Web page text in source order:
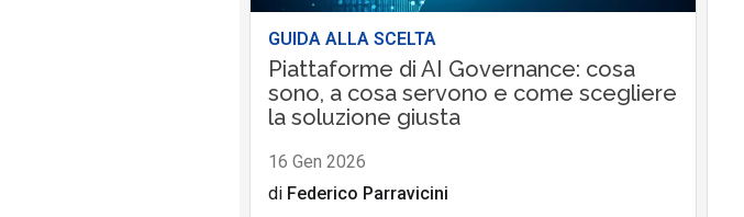
GUIDA ALLA SCELTA
Piattaforme di AI Governance: cosa
sono, a cosa servono e come scegliere
la soluzione giusta
16 Gen 2026
di Federico Parravicini